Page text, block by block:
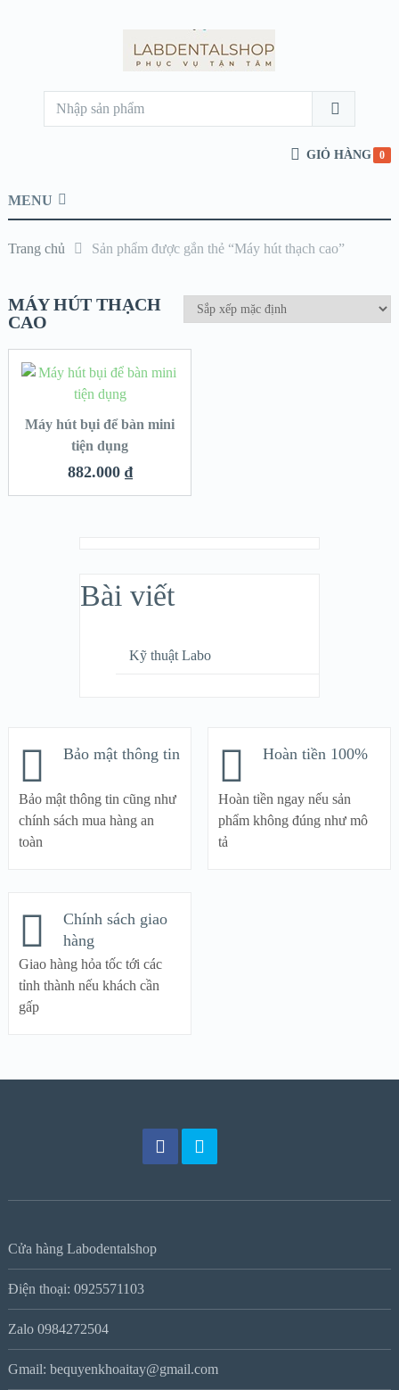
GIỎ HÀNG 0
MENU
Trang chủ Sản phẩm được gắn thẻ “Máy hút thạch cao”
MÁY HÚT THẠCH
CAO
Máy hút bụi để bàn mini
tiện dụng
882.000 ₫
Bài viết
Kỹ thuật Labo
Bảo mật thông tin
Bảo mật thông tin cũng như
chính sách mua hàng an
toàn
Hoàn tiền 100%
Hoàn tiền ngay nếu sản
phẩm không đúng như mô
tả
Chính sách giao
hàng
Giao hàng hỏa tốc tới các
tỉnh thành nếu khách cần
gấp
Cửa hàng Labodentalshop
Điện thoại: 0925571103
Zalo 0984272504
Gmail: bequyenkhoaitay@gmail.com